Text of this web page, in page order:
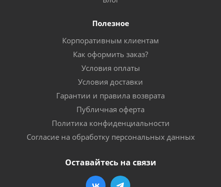
Полезное
Корпоративным клиентам
Как оформить заказ?
Условия оплаты
Условия доставки
Гарантии и правила возврата
Публичная оферта
Политика конфиденциальности
Согласие на обработку персональных данных
Оставайтесь на связи